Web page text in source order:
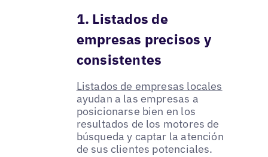
1. Listados de
empresas precisos y
consistentes
Listados de empresas locales
ayudan a las empresas a
posicionarse bien en los
resultados de los motores de
búsqueda y captar la atención
de sus clientes potenciales.